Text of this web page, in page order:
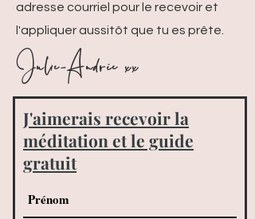
adresse courriel pour le recevoir et
l'appliquer aussitôt que tu es prête.
Julie-Andrée xx
J'aimerais recevoir la
méditation et le guide
gratuit